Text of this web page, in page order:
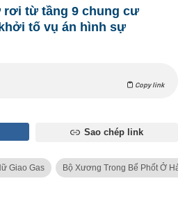
từ tầng 9 chung cư
tố vụ án hình sự
Copy link
Sao chép link
Giao Gas Bộ Xương Trong Bể Phốt Ở Hải